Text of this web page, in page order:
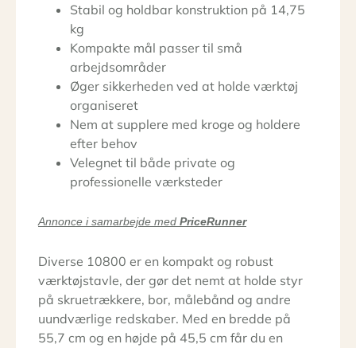
Stabil og holdbar konstruktion på 14,75
kg
Kompakte mål passer til små
arbejdsområder
Øger sikkerheden ved at holde værktøj
organiseret
Nem at supplere med kroge og holdere
efter behov
Velegnet til både private og
professionelle værksteder
Annonce i samarbejde med PriceRunner
Diverse 10800 er en kompakt og robust
værktøjstavle, der gør det nemt at holde styr
på skruetrækkere, bor, målebånd og andre
uundværlige redskaber. Med en bredde på
55,7 cm og en højde på 45,5 cm får du en